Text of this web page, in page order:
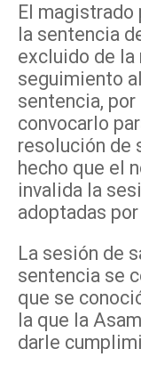
El
la sentencia
excluido de la
seguimiento
sentencia,
convocarlo
resolución de
hecho que el
invalida la
adoptadas
La sesión de
sentencia se
que se
la que la
darle